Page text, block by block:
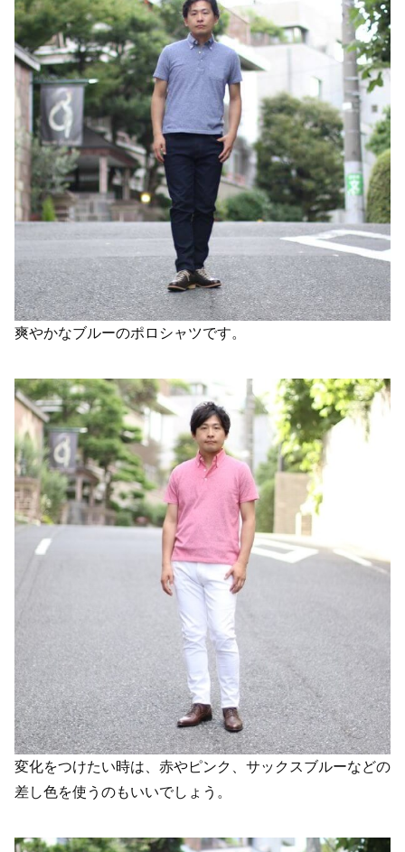
爽やかなブルーのポロシャツです。
変化をつけたい時は、赤やピンク、サックスブルーなどの
差し色を使うのもいいでしょう。